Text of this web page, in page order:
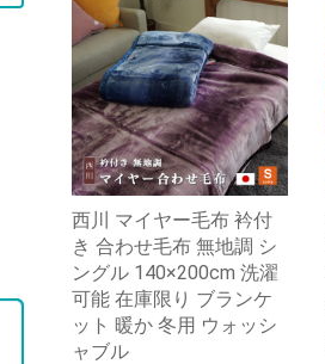
西川 マイヤー毛布 衿付
き 合わせ毛布 無地調 シ
ングル 140×200cm 洗濯
可能 在庫限り ブランケ
ット 暖か 冬用 ウォッシ
ャブル